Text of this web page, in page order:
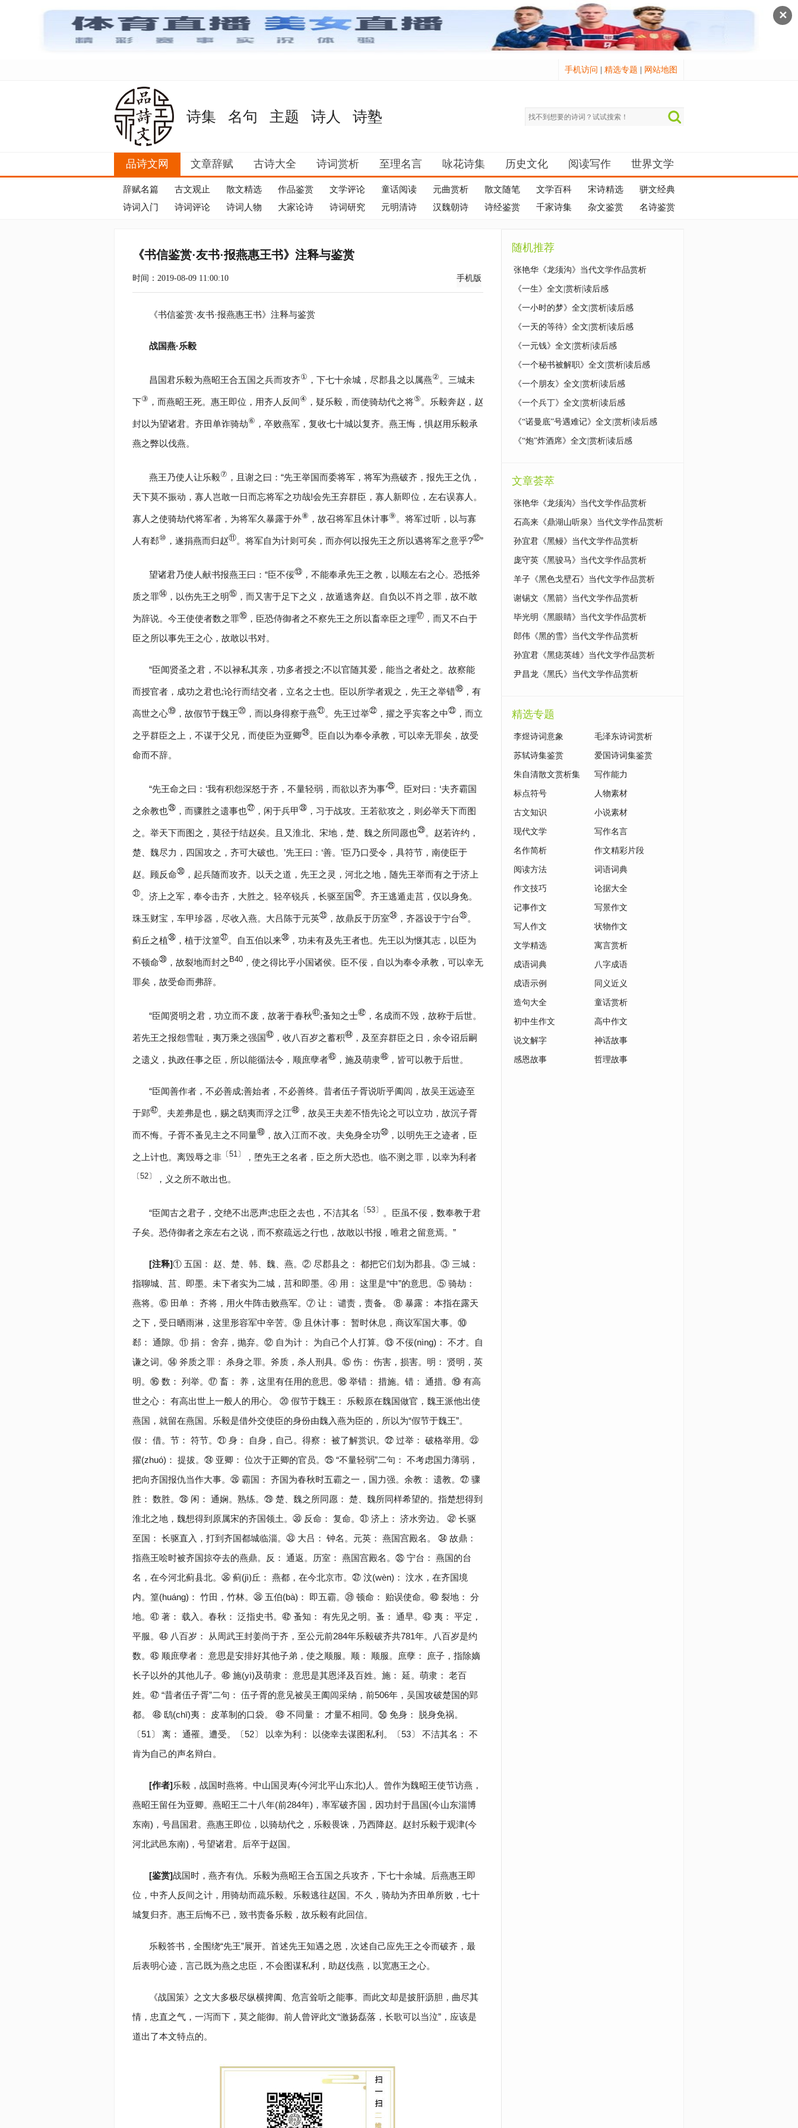
✕
手机访问 精选专题 网站地图
诗集 名句 主题 诗人 诗塾
品诗文网 文章辞赋 古诗大全 诗词赏析 至理名言 咏花诗集 历史文化 阅读写作 世界文学
辞赋名篇 古文观止 散文精选 作品鉴赏 文学评论 童话阅读 元曲赏析 散文随笔 文学百科 宋诗精选
骈文经典
诗词入门
诗词评论 诗词人物 大家论诗 诗词研究 元明清诗 汉魏朝诗 诗经鉴赏 千家诗集 杂文鉴赏 名诗鉴赏
《书信鉴赏·友书·报燕惠王书》注释与鉴赏
时间：2019-08-09 11:00:10 手机版
《书信鉴赏·友书·报燕惠王书》注释与鉴赏
战国燕·乐毅
昌国君乐毅为燕昭王合五国之兵而攻齐① ，下七十余城，尽郡县之以属燕② 。三城未
下③ ，而燕昭王死。惠王即位，用齐人反间④ ，疑乐毅，而使骑劫代之将⑤ 。乐毅奔赵，赵
封以为望诸君。齐田单诈骑劫⑥ ，卒败燕军，复收七十城以复齐。燕王悔，惧赵用乐毅承
燕之弊以伐燕。
燕王乃使人让乐毅⑦ ，且谢之曰：“先王举国而委将军，将军为燕破齐，报先王之仇，
天下莫不振动，寡人岂敢一日而忘将军之功哉!会先王弃群臣，寡人新即位，左右误寡人。
寡人之使骑劫代将军者，为将军久暴露于外⑧ ，故召将军且休计事⑨ 。将军过听，以与寡
人有郄⑩ ，遂捐燕而归赵⑪。将军自为计则可矣，而亦何以报先王之所以遇将军之意乎?⑫”
望诸君乃使人献书报燕王曰：“臣不佞⑬ ，不能奉承先王之教，以顺左右之心。恐抵斧
质之罪⑭ ，以伤先王之明⑮ ，而又害于足下之义，故遁逃奔赵。自负以不肖之罪，故不敢
为辞说。今王使使者数之罪⑯ ，臣恐侍御者之不察先王之所以畜幸臣之理⑰ ，而又不白于
臣之所以事先王之心，故敢以书对。
“臣闻贤圣之君，不以禄私其亲，功多者授之;不以官随其爱，能当之者处之。故察能
而授官者，成功之君也;论行而结交者，立名之士也。臣以所学者观之，先王之举错⑱ ，有
高世之心⑲ ，故假节于魏王⑳ ，而以身得察于燕㉑。先王过举㉒ ，擢之乎宾客之中㉓ ，而立
之乎群臣之上，不谋于父兄，而使臣为亚卿㉔。臣自以为奉令承教，可以幸无罪矣，故受
命而不辞。
“先王命之曰：‘我有积怨深怒于齐，不量轻弱，而欲以齐为事’㉕。臣对曰：‘夫齐霸国
之余教也㉖ ，而骤胜之遗事也㉗ ，闲于兵甲㉘ ，习于战攻。王若欲攻之，则必举天下而图
之。举天下而图之，莫径于结赵矣。且又淮北、宋地，楚、魏之所同愿也㉙。赵若许约，
楚、魏尽力，四国攻之，齐可大破也。’先王曰：‘善。’臣乃口受令，具符节，南使臣于
赵。顾反命㉚ ，起兵随而攻齐。以天之道，先王之灵，河北之地，随先王举而有之于济上
㉛。济上之军，奉令击齐，大胜之。轻卒锐兵，长驱至国㉜。齐王逃遁走莒，仅以身免。
珠玉财宝，车甲珍器，尽收入燕。大吕陈于元英㉝ ，故鼎反于历室㉞ ，齐器设于宁台㉟。
蓟丘之植㊱ ，植于汶篁㊲。自五伯以来㊳ ，功未有及先王者也。先王以为惬其志，以臣为
不顿命㊴ ，故裂地而封之 B40 ，使之得比乎小国诸侯。臣不佞，自以为奉令承教，可以幸无
罪矣，故受命而弗辞。
“臣闻贤明之君，功立而不废，故著于春秋㊶;蚤知之士㊷ ，名成而不毁，故称于后世。
若先王之报怨雪耻，夷万乘之强国㊸ ，收八百岁之蓄积㊹ ，及至弃群臣之日，余令诏后嗣
之遗义，执政任事之臣，所以能循法令，顺庶孽者㊺ ，施及萌隶㊻ ，皆可以教于后世。
“臣闻善作者，不必善成;善始者，不必善终。昔者伍子胥说听乎阖闾，故吴王远迹至
于郢㊼。夫差弗是也，赐之鸱夷而浮之江㊽ ，故吴王夫差不悟先论之可以立功，故沉子胥
而不悔。子胥不蚤见主之不同量㊾ ，故入江而不改。夫免身全功㊿ ，以明先王之迹者，臣
之上计也。离毁辱之非 〔51〕 ，堕先王之名者，臣之所大恐也。临不测之罪，以幸为利者
〔52〕 ，义之所不敢出也。
“臣闻古之君子，交绝不出恶声;忠臣之去也，不洁其名 〔53〕
。臣虽不佞，数奉教于君
子矣。恐侍御者之亲左右之说，而不察疏远之行也，故敢以书报，唯君之留意焉。”
[注释]① 五国： 赵、楚、韩、魏、燕。② 尽郡县之： 都把它们划为郡县。③ 三城：
指聊城、莒、即墨。未下者实为二城，莒和即墨。④ 用： 这里是“中”的意思。⑤ 骑劫：
燕将。⑥ 田单： 齐将，用火牛阵击败燕军。⑦ 让： 谴责，责备。 ⑧ 暴露： 本指在露天
之下，受日晒雨淋，这里形容军中辛苦。⑨ 且休计事： 暂时休息，商议军国大事。⑩
郄： 通隙。⑪ 捐： 舍弃，抛弃。⑫ 自为计： 为自己个人打算。⑬ 不佞(nìng)： 不才。自
谦之词。⑭ 斧质之罪： 杀身之罪。斧质，杀人刑具。⑮ 伤： 伤害，损害。明： 贤明，英
明。⑯ 数： 列举。⑰ 畜： 养，这里有任用的意思。⑱ 举错： 措施。错： 通措。⑲ 有高
世之心： 有高出世上一般人的用心。 ⑳ 假节于魏王： 乐毅原在魏国做官，魏王派他出使
燕国，就留在燕国。乐毅是借外交使臣的身份由魏入燕为臣的，所以为“假节于魏王”。
假： 借。节： 符节。㉑ 身： 自身，自己。得察： 被了解赏识。㉒ 过举： 破格举用。㉓
擢(zhuó)： 提拔。㉔ 亚卿： 位次于正卿的官员。㉕ “不量轻弱”二句： 不考虑国力薄弱，
把向齐国报仇当作大事。㉖ 霸国： 齐国为春秋时五霸之一，国力强。余教： 遗教。㉗ 骤
胜： 数胜。㉘ 闲： 通娴。熟练。㉙ 楚、魏之所同愿： 楚、魏所同样希望的。指楚想得到
淮北之地，魏想得到原属宋的齐国领土。㉚ 反命： 复命。㉛ 济上： 济水旁边。 ㉜ 长驱
至国： 长驱直入，打到齐国都城临淄。㉝ 大吕： 钟名。元英： 燕国宫殿名。 ㉞ 故鼎：
指燕王哙时被齐国掠夺去的燕鼎。反： 通返。历室： 燕国宫殿名。㉟ 宁台： 燕国的台
名，在今河北蓟县北。㊱ 蓟(jì)丘： 燕都，在今北京市。㊲ 汶(wèn)： 汶水，在齐国境
内。篁(huáng)： 竹田，竹林。㊳ 五伯(bà)： 即五霸。㊴ 顿命： 贻误使命。㊵ 裂地： 分
地。㊶ 著： 载入。春秋： 泛指史书。㊷ 蚤知： 有先见之明。蚤： 通早。㊸ 夷： 平定，
平服。㊹ 八百岁： 从周武王封姜尚于齐，至公元前284年乐毅破齐共781年。八百岁是约
数。㊺ 顺庶孽者： 意思是安排好其他子弟，使之顺服。顺： 顺服。庶孽： 庶子，指除嫡
长子以外的其他儿子。㊻ 施(yì)及萌隶： 意思是其恩泽及百姓。施： 延。萌隶： 老百
姓。㊼ “昔者伍子胥”二句： 伍子胥的意见被吴王阖闾采纳，前506年，吴国攻破楚国的郢
都。 ㊽ 鸱(chī)夷： 皮革制的口袋。 ㊾ 不同量： 才量不相同。㊿ 免身： 脱身免祸。
〔51〕 离： 通罹。遭受。〔52〕 以幸为利： 以侥幸去谋图私利。〔53〕 不洁其名： 不
肯为自己的声名辩白。
[作者]乐毅，战国时燕将。中山国灵寿(今河北平山东北)人。曾作为魏昭王使节访燕，
燕昭王留任为亚卿。燕昭王二十八年(前284年)，率军破齐国，因功封于昌国(今山东淄博
东南)，号昌国君。燕惠王即位，以骑劫代之，乐毅畏诛，乃西降赵。赵封乐毅于观津(今
河北武邑东南)，号望诸君。后卒于赵国。
[鉴赏]战国时，燕齐有仇。乐毅为燕昭王合五国之兵攻齐，下七十余城。后燕惠王即
位，中齐人反间之计，用骑劫而疏乐毅。乐毅逃往赵国。不久，骑劫为齐田单所败，七十
城复归齐。惠王后悔不已，致书责备乐毅，故乐毅有此回信。
乐毅答书，全围绕“先王”展开。首述先王知遇之恩，次述自己应先王之令而破齐，最
后表明心迹，言己既为燕之忠臣，不会图谋私利，助赵伐燕，以宽惠王之心。
《战国策》之文大多极尽纵横捭阖、危言耸听之能事。而此文却是披肝沥胆，曲尽其
情，忠直之气，一泻而下，莫之能御。前人曾评此文“激扬磊落，长歌可以当泣”，应该是
道出了本文特点的。
随机推荐
张艳华《龙须沟》当代文学作品赏析
《一生》全文|赏析|读后感
《一小时的梦》全文|赏析|读后感
《一天的等待》全文|赏析|读后感
《一元钱》全文|赏析|读后感
《一个秘书被解职》全文|赏析|读后感
《一个朋友》全文|赏析|读后感
《一个兵丁》全文|赏析|读后感
《“诺曼底”号遇难记》全文|赏析|读后感
《“炮”炸酒席》全文|赏析|读后感
文章荟萃
张艳华《龙须沟》当代文学作品赏析
石高来《鼎湖山听泉》当代文学作品赏析
孙宜君《黑鳗》当代文学作品赏析
庞守英《黑骏马》当代文学作品赏析
羊子《黑色戈壁石》当代文学作品赏析
谢锡文《黑箭》当代文学作品赏析
毕光明《黑眼睛》当代文学作品赏析
郎伟《黑的雪》当代文学作品赏析
孙宜君《黑痣英雄》当代文学作品赏析
尹昌龙《黑氏》当代文学作品赏析
精选专题
李煜诗词意象 毛泽东诗词赏析
苏轼诗集鉴赏 爱国诗词集鉴赏
朱自清散文赏析集 写作能力
标点符号 人物素材
古文知识 小说素材
现代文学 写作名言
名作简析 作文精彩片段
阅读方法 词语词典
作文技巧 论据大全
记事作文 写景作文
写人作文 状物作文
文学精选 寓言赏析
成语词典 八字成语
成语示例 同义近义
造句大全 童话赏析
初中生作文 高中作文
说文解字 神话故事
感恩故事 哲理故事